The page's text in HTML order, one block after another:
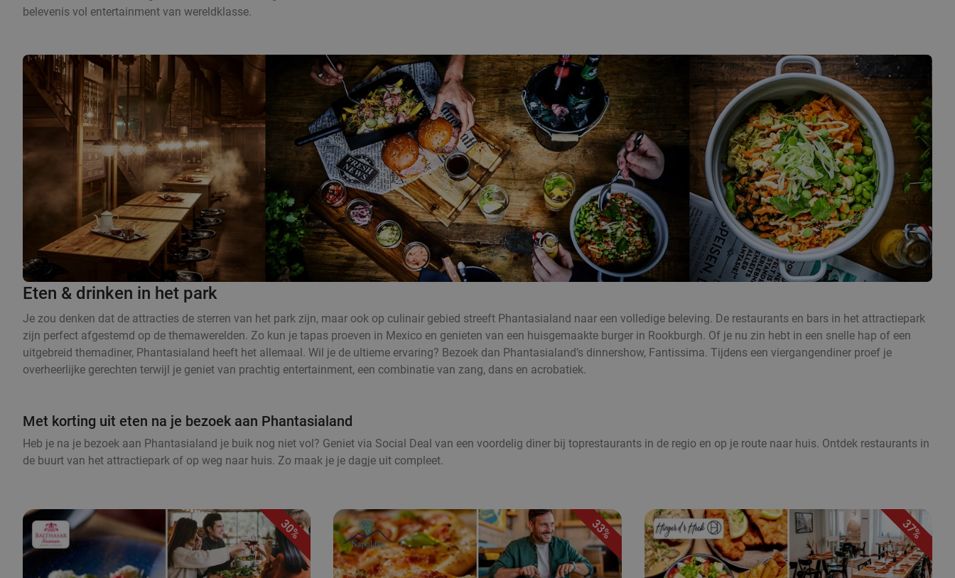
belevenis vol entertainment van wereldklasse.
Eten & drinken in het park
Je zou denken dat de attracties de sterren van het park zijn, maar ook op culinair gebied streeft Phantasialand naar een volledige beleving. De restaurants en bars in het attractiepark
zijn perfect afgestemd op de themawerelden. Zo kun je tapas proeven in Mexico en genieten van een huisgemaakte burger in Rookburgh. Of je nu zin hebt in een snelle hap of een
uitgebreid themadiner, Phantasialand heeft het allemaal. Wil je de ultieme ervaring? Bezoek dan Phantasialand’s dinnershow, Fantissima. Tijdens een viergangendiner proef je
overheerlijke gerechten terwijl je geniet van prachtig entertainment, een combinatie van zang, dans en acrobatiek.
Met korting uit eten na je bezoek aan Phantasialand
Heb je na je bezoek aan Phantasialand je buik nog niet vol? Geniet via Social Deal van een voordelig diner bij toprestaurants in de regio en op je route naar huis. Ontdek restaurants in
de buurt van het attractiepark of op weg naar huis. Zo maak je je dagje uit compleet.
30% 33% 37%